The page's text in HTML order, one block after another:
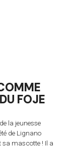
FOJE
la jeunesse
de Lignano
mascotte ! Il a